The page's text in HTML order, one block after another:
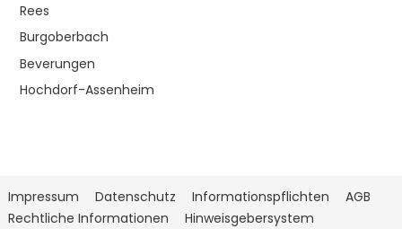
Rees
Burgoberbach
Beverungen
Hochdorf-Assenheim
Impressum Datenschutz Informationspflichten
AGB
Rechtliche Informationen
Hinweisgebersystem